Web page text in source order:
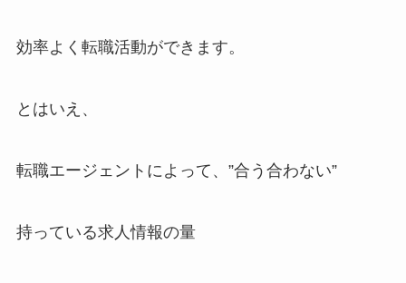
効率よく転職活動ができます。
とはいえ、
転職エージェントによって、”合う合わない”
持っている求人情報の量